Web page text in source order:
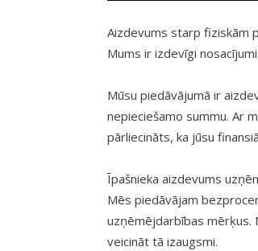
Aizdevums starp fiziskām
Mums ir izdevīgi
Mūsu piedāvājumā ir
nepieciešamo summu. Ar
pārliecināts, ka jūsu
Īpašnieka aizdevums
Mēs piedāvājam
uzņēmējdarbības mērķus.
veicināt tā izaugsmi.